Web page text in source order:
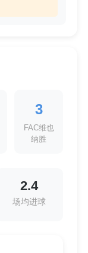
3
FAC维也
纳胜
2.4
场均进球